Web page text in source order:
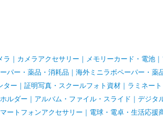
ラ カメラアクセサリー メモリーカード・電池
パー・薬品・消耗品 海外ミニラボペーパー・薬
ター 証明写真・スクールフォト資材 ラミネート
ルダー アルバム・ファイル・スライド デジタ
ートフォンアクセサリー 電球・電卓・生活応援